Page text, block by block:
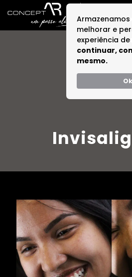
melhorar e
experiência
continuar,
mesmo.